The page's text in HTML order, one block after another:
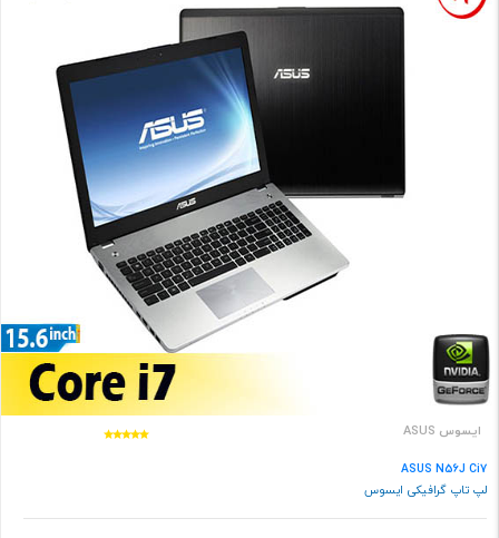
ایسوس ASUS
ASUS N56J Ci7
لپ تاپ گرافیکی ایسوس